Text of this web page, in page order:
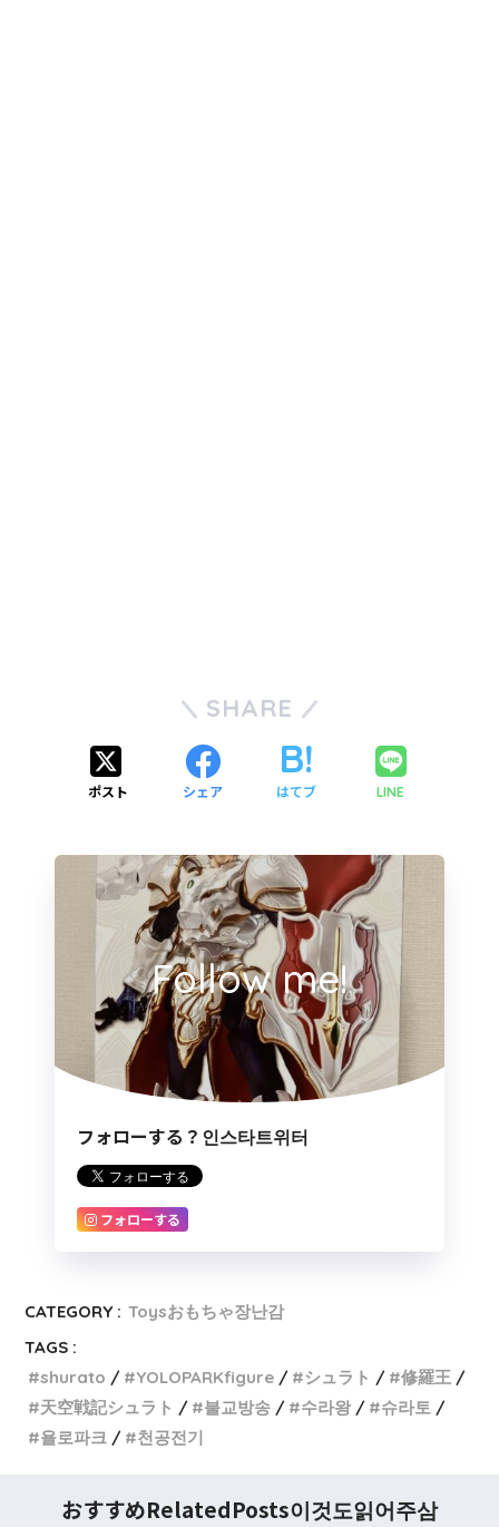
SHARE
ポスト シェア はてブ LINE
Follow me!
フォローする？인스타트위터
フォローする
CATEGORY : Toysおもちゃ장난감
TAGS :
shurato
YOLOPARKfigure シュラト
修羅王
天空戦記シュラト
불교방송 수라왕
슈라토
욜로파크
천공전기
おすすめRelatedPosts이것도읽어주삼